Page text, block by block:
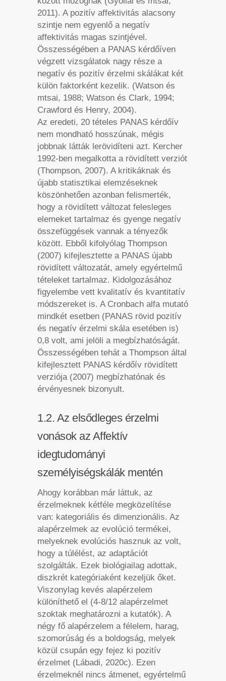
2011). A pozitív affektivitás alacsony
szintje nem egyenlő a negatív
affektivitás magas szintjével.
Összességében a PANAS kérdőíven
végzett vizsgálatok nagy része a
negatív és pozitív érzelmi skálákat két
külön faktorként kezelik. (Watson és
mtsai, 1988; Watson és Clark, 1994;
Crawford és Henry, 2004).
Az eredeti, 20 tételes PANAS kérdőív
nem mondható hosszúnak, mégis
jobbnak látták lerövidíteni azt. Kercher
1992-ben megalkotta a rövidített verziót
(Thompson, 2007). A kritikáknak és
újabb statisztikai elemzéseknek
köszönhetően azonban felismerték,
hogy a rövidített változat felesleges
elemeket tartalmaz és gyenge negatív
összefüggések vannak a tényezők
között. Ebből kifolyólag Thompson
(2007) kifejlesztette a PANAS újabb
rövidített változatát, amely egyértelmű
tételeket tartalmaz. Kidolgozásához
figyelembe vett kvalitatív és kvantitatív
módszereket is. A Cronbach alfa mutató
mindkét esetben (PANAS rövid pozitív
és negatív érzelmi skála esetében is)
0,8 volt, ami jelöli a megbízhatóságát.
Összességében tehát a Thompson által
kifejlesztett PANAS kérdőív rövidített
verziója (2007) megbízhatónak és
érvényesnek bizonyult.
1.2. Az elsődleges érzelmi
vonások az Affektív
idegtudományi
személyiségskálák mentén
Ahogy korábban már láttuk, az
érzelmeknek kétféle megközelítése
van: kategoriális és dimenzionális. Az
alapérzelmek az evolúció termékei,
melyeknek evolúciós hasznuk az volt,
hogy a túlélést, az adaptációt
szolgálták. Ezek biológiailag adottak,
diszkrét kategóriaként kezeljük őket.
Viszonylag kevés alapérzelem
különíthető el (4-8/12 alapérzelmet
szoktak meghatározni a kutatók). A
négy fő alapérzelem a félelem, harag,
szomorúság és a boldogság, melyek
közül csupán egy fejez ki pozitív
érzelmet (Lábadi, 2020c). Ezen
érzelmeknél nincs átmenet, egyértelmű